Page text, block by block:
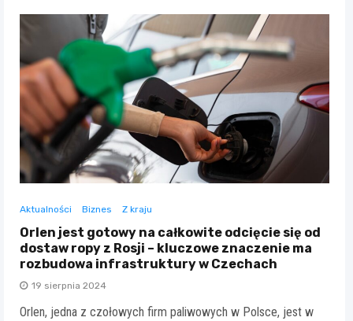
Aktualności Biznes Z kraju
Orlen jest gotowy na całkowite odcięcie się od
dostaw ropy z Rosji – kluczowe znaczenie ma
rozbudowa infrastruktury w Czechach
19 sierpnia 2024
Orlen, jedna z czołowych firm paliwowych w Polsce, jest w